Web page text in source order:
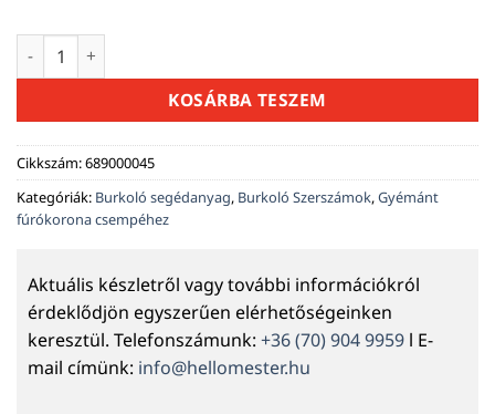
Gyémánt fúrókorona csempéhez 12mm mennyiség
KOSÁRBA TESZEM
Cikkszám:689000045
Kategóriák: Burkoló segédanyag, Burkoló Szerszámok,Gyémánt
fúrókorona csempéhez
Aktuális készletről vagy további információkról
érdeklődjön egyszerűen elérhetőségeinken
keresztül. Telefonszámunk: +36 (70) 904 9959 l E-
mail címünk: info@hellomester.hu